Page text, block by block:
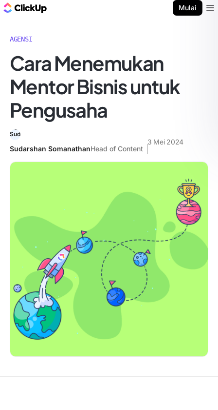
Mulai
AGENSI
Cara Menemukan
Mentor Bisnis untuk
Pengusaha
Sudarshan SomanathanHead of Content
3 Mei 2024